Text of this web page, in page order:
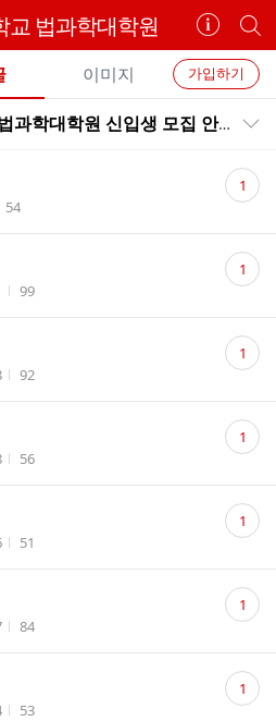
교 법과학대학원
카
페
정
보
보
기
개
별
카
페
검
가입하기
이미지
학대학원 신입생 모집 안내 ※
조회수
54
댓
글 1
조회수
99
댓
글 1
조회수
92
댓
글 1
조회수
56
댓
글 1
조회수
51
댓
글 1
조회수
84
댓
글 1
조회수
53
댓
글 1